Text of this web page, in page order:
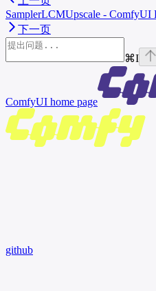
SamplerLCMUpscale - ComfyUI
下一页
⌘I
ComfyUI home page
github